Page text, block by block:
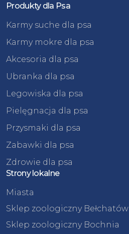
Produkty dla Psa
Karmy suche dla psa
Karmy mokre dla psa
Akcesoria dla psa
Ubranka dla psa
Legowiska dla psa
Pielęgnacja dla psa
Przysmaki dla psa
Zabawki dla psa
Zdrowie dla psa
Strony lokalne
Miasta
Sklep zoologiczny Bełchatów
Sklep zoologiczny Bochnia